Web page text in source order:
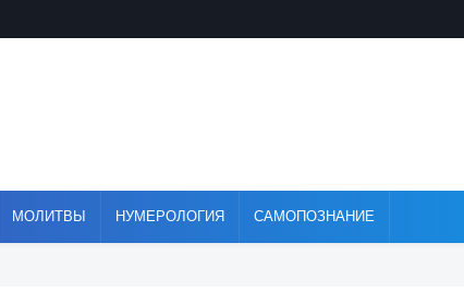
МОЛИТВЫ НУМЕРОЛОГИЯ САМОПОЗНАНИЕ